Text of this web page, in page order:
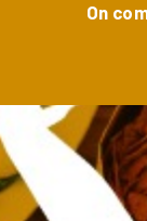
On